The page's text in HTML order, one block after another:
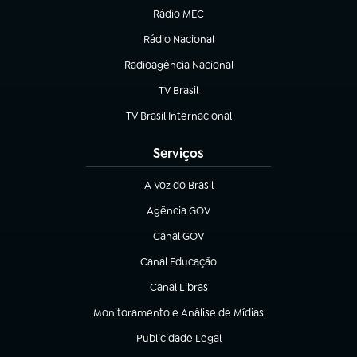
Rádio MEC
(abre em nova aba)
Rádio Nacional
Radioagência Nacional
(abre em nova aba)
TV Brasil
(abre em nova aba)
TV Brasil Internacional
(abre em nova aba)
Serviços
A Voz do Brasil
(abre em nova aba)
Agência GOV
(abre em nova aba)
Canal GOV
(abre em nova aba)
Canal Educação
(abre em nova aba)
Canal Libras
(abre em nova aba)
Monitoramento e Análise de Mídias
(abre em nova aba)
Publicidade Legal
(abre em nova aba)